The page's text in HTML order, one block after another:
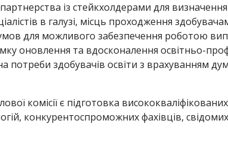
із стейкхолдерами для
в галузі, місць проходження
для можливого забезпечення роботою
оновлення та вдосконалення освітньо-
потреби здобувачів освіти з врахуванням
комісії є підготовка
конкурентоспроможних фахівців,